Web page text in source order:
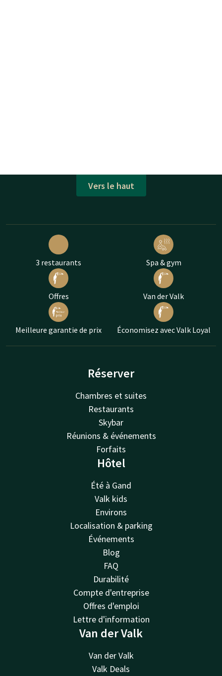
Vers le haut
3 restaurants Spa & gym
Offres Van der Valk
Meilleure garantie de prix Économisez avec Valk Loyal
Réserver
Chambres et suites
Restaurants
Skybar
Réunions & événements
Forfaits
Hôtel
Été à Gand
Valk kids
Environs
Localisation & parking
Événements
Blog
FAQ
Durabilité
Compte d'entreprise
Offres d'emploi
Lettre d'information
Van der Valk
Van der Valk
Valk Deals